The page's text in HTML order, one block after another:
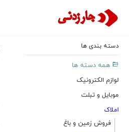
دسته بندی ها
همه دسته ها
لوازم الکترونیک
موبایل و تبلت
املاک
فروش زمین و باغ